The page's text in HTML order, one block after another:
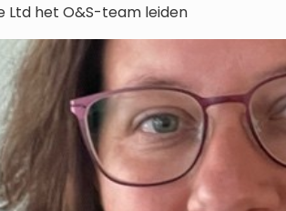
Ltd het O&S-team leiden